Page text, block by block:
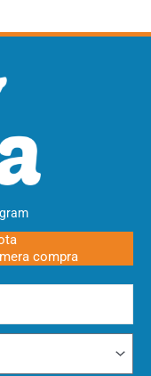
compra